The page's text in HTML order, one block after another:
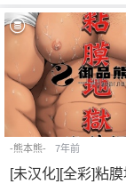
-熊本熊- 7年前
[未汉化][全彩]粘